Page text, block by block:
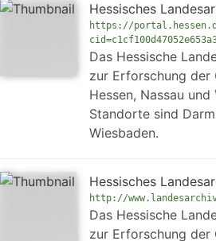
Hessisches
https://
Das Hessische
zur Erforschung der
Hessen, Nassau
Standorte sind
Wiesbaden.
Hessisches
http://
Das Hessische
zur Erforschung der